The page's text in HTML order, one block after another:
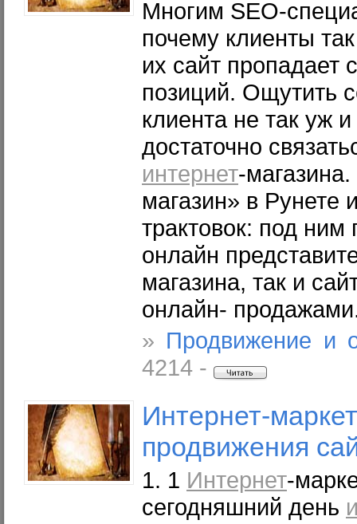
Многим SEO-
почему клиенты
их сайт пропадает
позиций. Ощутить
клиента не так уж
достаточно
интернет-
магазин» в Рунете
трактовок: под ним
онлайн
магазина, так и
онлайн-
» Продвижение и
4214 -
Интернет-
продвижения
1. 1 Интернет-
сегодняшний день